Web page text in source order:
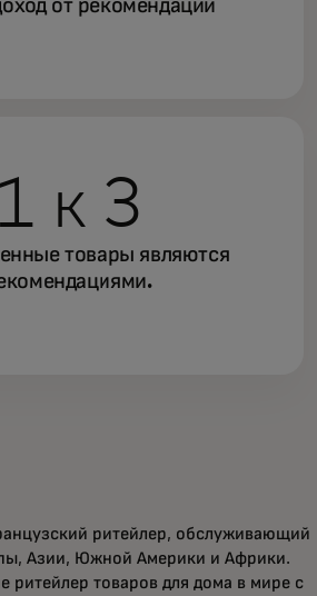
от рекомендаций
1 к 3
товары являются
ритейлер, обслуживающий
Азии, Южной Америки и Африки.
ритейлер товаров для дома в мире с